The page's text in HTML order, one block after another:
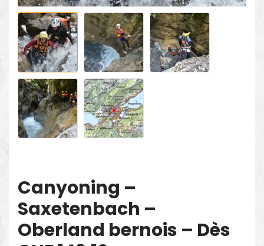
Canyoning –
Saxetenbach –
Oberland bernois – Dès